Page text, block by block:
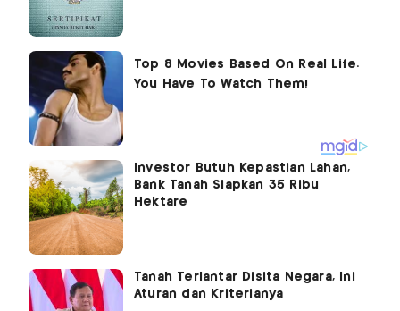
Investor Butuh Kepastian Lahan,
Bank Tanah Siapkan 35 Ribu
Hektare
Tanah Terlantar Disita Negara, Ini
Aturan dan Kriterianya